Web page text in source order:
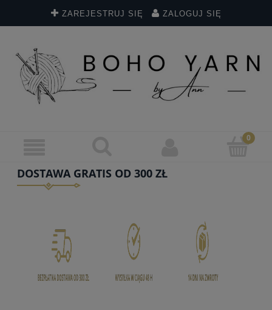
ZAREJESTRUJ SIĘ ZALOGUJ SIĘ
DOSTAWA GRATIS OD 300 ZŁ